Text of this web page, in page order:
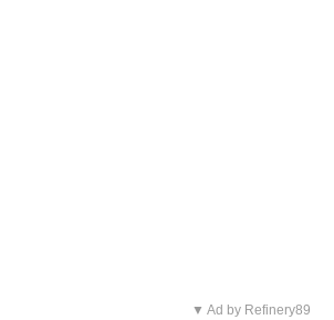
▼ Ad by Refinery89